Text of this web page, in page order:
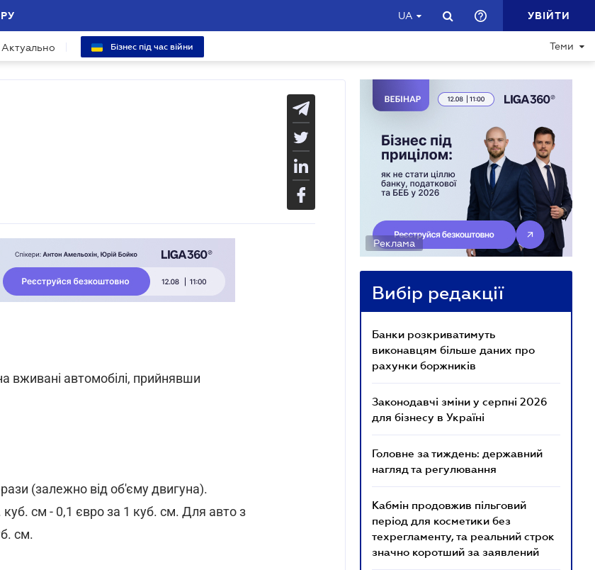
UA УВІЙТИ
Актуально Бізнес під час війни Теми
вживані автомобілі, прийнявши
(залежно від об'єму двигуна).
см - 0,1 євро за 1 куб. см. Для авто з
см.
Реклама
Вибір редакції
Банки розкриватимуть
виконавцям більше даних про
рахунки боржників
Законодавчі зміни у серпні 2026
для бізнесу в Україні
Головне за тиждень: державний
нагляд та регулювання
Кабмін продовжив пільговий
період для косметики без
техрегламенту, та реальний строк
значно коротший за заявлений